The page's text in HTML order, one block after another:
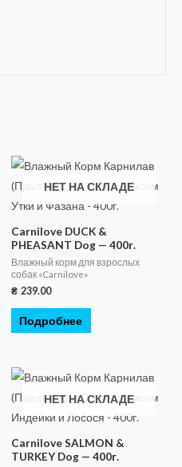
НЕТ НА СКЛАДЕ
Carnilove DUCK &
PHEASANT Dog — 400г.
Влажный корм для взрослых
собак «Carnilove»
₴ 239.00
Подробнее
НЕТ НА СКЛАДЕ
Carnilove SALMON &
TURKEY Dog — 400г.